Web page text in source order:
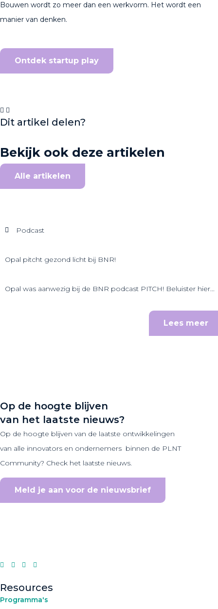
Bouwen wordt zo meer dan een werkvorm. Het wordt een
manier van denken.
Ontdek startup play
Dit artikel delen?
Bekijk ook deze artikelen
Alle artikelen
Podcast
Opal pitcht gezond licht bij BNR!
Opal was aanwezig bij de BNR podcast PITCH! Beluister hier...
Lees meer
Op de hoogte blijven
van het laatste nieuws?
Op de hoogte blijven van de laatste ontwikkelingen
van alle innovators en ondernemers binnen de PLNT
Community? Check het laatste nieuws.
Meld je aan voor de nieuwsbrief
Resources
Programma's